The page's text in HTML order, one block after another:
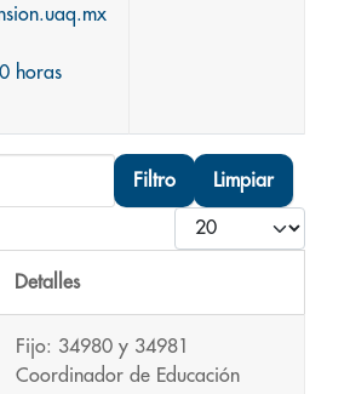
horas
Filtro Limpiar
Cantidad
Detalles
Fijo: 34980 y 34981
Coordinador de Educación